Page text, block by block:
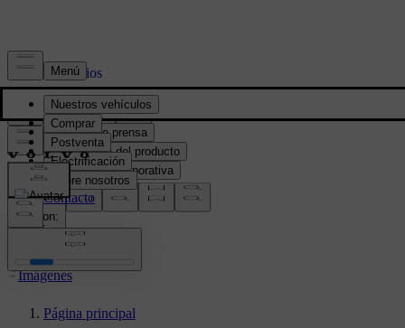
Prensa y Medios
Material de prensa
Información del producto
Información corporativa
Contacto de medios
location:
PY
Imágenes
Página principal